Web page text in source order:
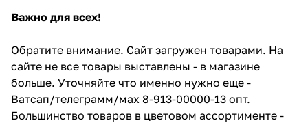
Важно для всех!
Обратите внимание. Сайт загружен товарами. На
сайте не все товары выставлены - в магазине
больше. Уточняйте что именно нужно еще -
Ватсап/телеграмм/мах 8-913-00000-13 опт.
Большинство товаров в цветовом ассортименте -